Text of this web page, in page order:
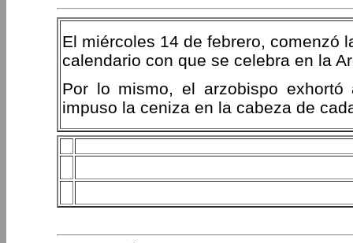
El miércoles 14 de febrero, comenzó
calendario con que se celebra en la
Por lo mismo, el arzobispo
impuso la ceniza en la cabeza de